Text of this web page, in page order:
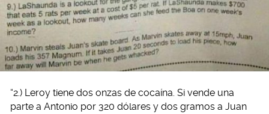
“2.) Leroy tiene dos onzas de cocaína. Si vende una
parte a Antonio por 320 dólares y dos gramos a Juan